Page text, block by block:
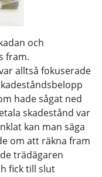
och
fram.
alltså fokuserade
hade sågat ned
skadestånd var
kan man säga
om att räkna fram
trädägaren
fick till slut